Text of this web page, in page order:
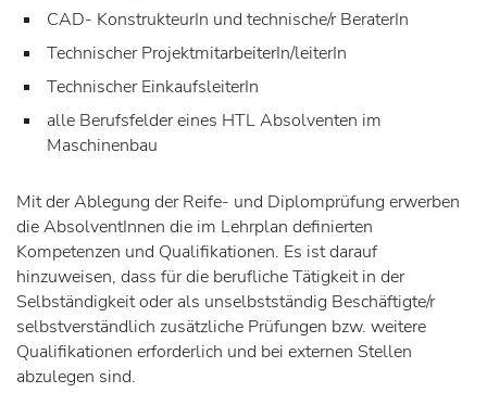
CAD- KonstrukteurIn und technische/r BeraterIn
Technischer ProjektmitarbeiterIn/leiterIn
Technischer EinkaufsleiterIn
alle Berufsfelder eines HTL Absolventen im
Maschinenbau
Mit der Ablegung der Reife- und Diplomprüfung erwerben
die AbsolventInnen die im Lehrplan definierten
Kompetenzen und Qualifikationen. Es ist darauf
hinzuweisen, dass für die berufliche Tätigkeit in der
Selbständigkeit oder als unselbstständig Beschäftigte/r
selbstverständlich zusätzliche Prüfungen bzw. weitere
Qualifikationen erforderlich und bei externen Stellen
abzulegen sind.